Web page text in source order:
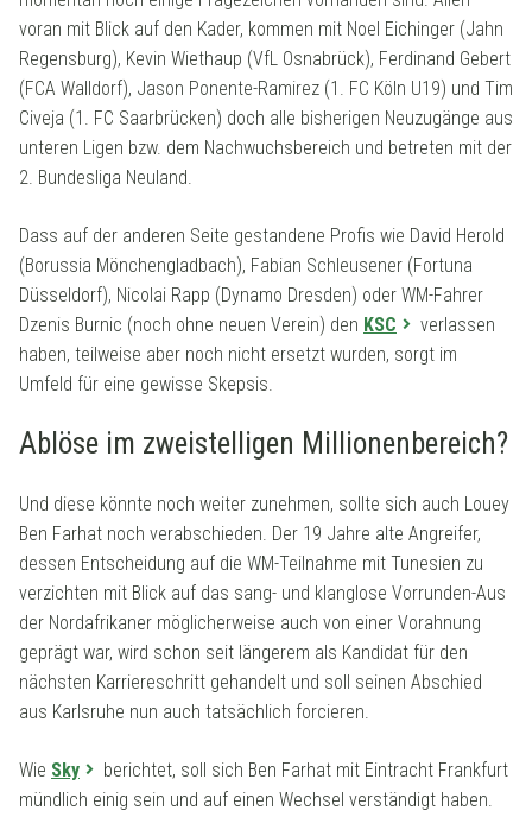
voran mit Blick auf den Kader, kommen mit Noel Eichinger (Jahn
Regensburg), Kevin Wiethaup (VfL Osnabrück), Ferdinand Gebert
(FCA Walldorf), Jason Ponente-Ramirez (1. FC Köln U19) und Tim
Civeja (1. FC Saarbrücken) doch alle bisherigen Neuzugänge aus
unteren Ligen bzw. dem Nachwuchsbereich und betreten mit der
2. Bundesliga Neuland.
Dass auf der anderen Seite gestandene Profis wie David Herold
(Borussia Mönchengladbach), Fabian Schleusener (Fortuna
Düsseldorf), Nicolai Rapp (Dynamo Dresden) oder WM-Fahrer
Dzenis Burnic (noch ohne neuen Verein) den KSC
verlassen
haben, teilweise aber noch nicht ersetzt wurden, sorgt im
Umfeld für eine gewisse Skepsis.
Ablöse im zweistelligen Millionenbereich?
Und diese könnte noch weiter zunehmen, sollte sich auch Louey
Ben Farhat noch verabschieden. Der 19 Jahre alte Angreifer,
dessen Entscheidung auf die WM-Teilnahme mit Tunesien zu
verzichten mit Blick auf das sang- und klanglose Vorrunden-Aus
der Nordafrikaner möglicherweise auch von einer Vorahnung
geprägt war, wird schon seit längerem als Kandidat für den
nächsten Karriereschritt gehandelt und soll seinen Abschied
aus Karlsruhe nun auch tatsächlich forcieren.
Wie Sky
berichtet, soll sich Ben Farhat mit Eintracht Frankfurt
mündlich einig sein und auf einen Wechsel verständigt haben.